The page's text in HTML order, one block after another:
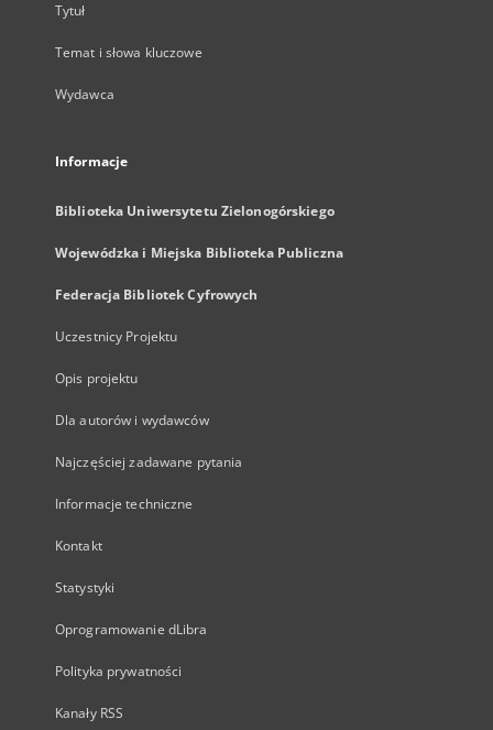
Tytuł
Temat i słowa kluczowe
Wydawca
Informacje
Biblioteka Uniwersytetu Zielonogórskiego
Wojewódzka i Miejska Biblioteka Publiczna
Federacja Bibliotek Cyfrowych
Uczestnicy Projektu
Opis projektu
Dla autorów i wydawców
Najczęściej zadawane pytania
Informacje techniczne
Kontakt
Statystyki
Oprogramowanie dLibra
Polityka prywatności
Kanały RSS